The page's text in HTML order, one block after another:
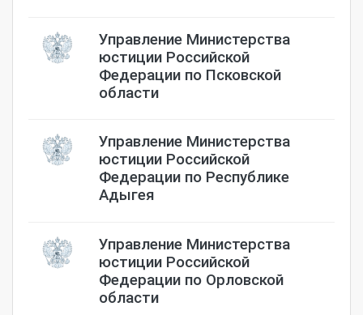
Управление Министерства
юстиции Российской
Федерации по Псковской
области
Управление Министерства
юстиции Российской
Федерации по Республике
Адыгея
Управление Министерства
юстиции Российской
Федерации по Орловской
области